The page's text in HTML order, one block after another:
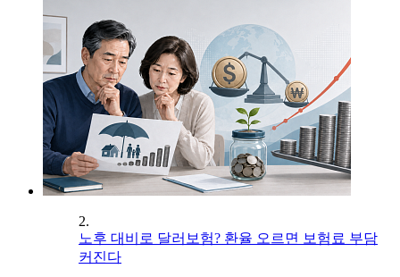
2.
노후 대비로 달러보험? 환율 오르면 보험료 부담
커진다